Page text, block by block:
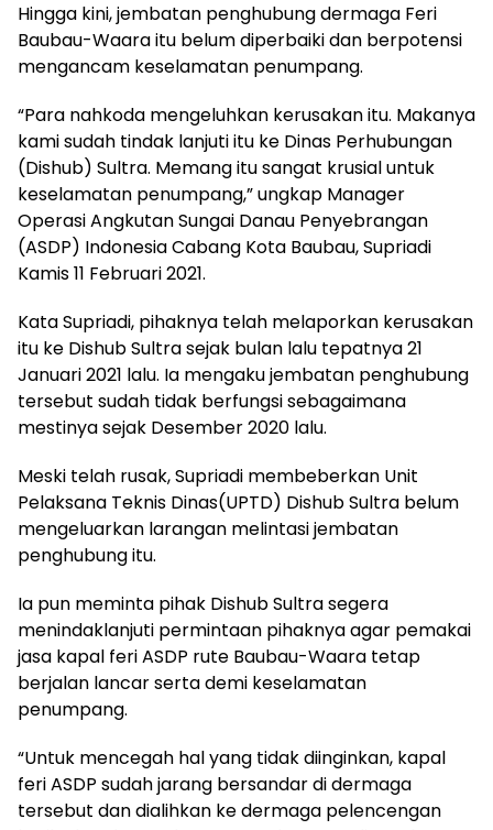
Hingga kini, jembatan penghubung dermaga Feri
Baubau-Waara itu belum diperbaiki dan berpotensi
mengancam keselamatan penumpang.
“Para nahkoda mengeluhkan kerusakan itu. Makanya
kami sudah tindak lanjuti itu ke Dinas Perhubungan
(Dishub) Sultra. Memang itu sangat krusial untuk
keselamatan penumpang,” ungkap Manager
Operasi Angkutan Sungai Danau Penyebrangan
(ASDP) Indonesia Cabang Kota Baubau, Supriadi
Kamis 11 Februari 2021.
Kata Supriadi, pihaknya telah melaporkan kerusakan
itu ke Dishub Sultra sejak bulan lalu tepatnya 21
Januari 2021 lalu. Ia mengaku jembatan penghubung
tersebut sudah tidak berfungsi sebagaimana
mestinya sejak Desember 2020 lalu.
Meski telah rusak, Supriadi membeberkan Unit
Pelaksana Teknis Dinas(UPTD) Dishub Sultra belum
mengeluarkan larangan melintasi jembatan
penghubung itu.
Ia pun meminta pihak Dishub Sultra segera
menindaklanjuti permintaan pihaknya agar pemakai
jasa kapal feri ASDP rute Baubau-Waara tetap
berjalan lancar serta demi keselamatan
penumpang.
“Untuk mencegah hal yang tidak diinginkan, kapal
feri ASDP sudah jarang bersandar di dermaga
tersebut dan dialihkan ke dermaga pelencengan